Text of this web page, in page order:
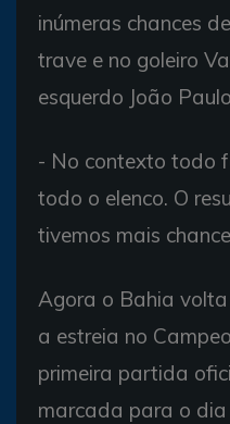
inúmeras chances
trave e no goleiro
esquerdo João
- No contexto todo
todo o elenco. O
tivemos mais
Agora o Bahia
a estreia no
primeira partida
marcada para o dia